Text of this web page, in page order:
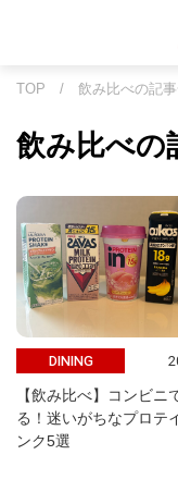
TOP / 飲み比べの記
飲み比べの
DINING
【飲み比べ】コンビニ
る！迷いがちなプロテ
ンク5選